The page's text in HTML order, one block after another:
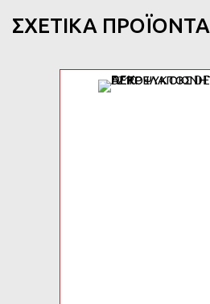
ΣΧΕΤΙΚΆ ΠΡΟΪΌΝΤΑ